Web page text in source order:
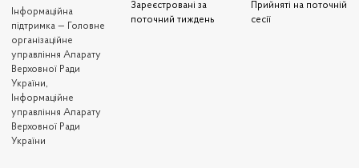
Iнформаційна
підтримка — Головне
організаційне
управління Апарату
Верховної Ради
України,
Інформаційне
управління Апарату
Верховної Ради
України
Зареєстровані за
поточний тиждень
Прийняті на поточній
сесії